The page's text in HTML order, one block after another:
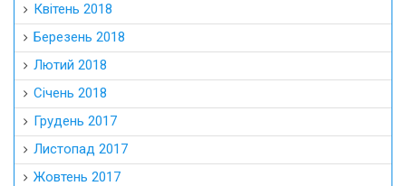
Квітень 2018
Березень 2018
Лютий 2018
Січень 2018
Грудень 2017
Листопад 2017
Жовтень 2017